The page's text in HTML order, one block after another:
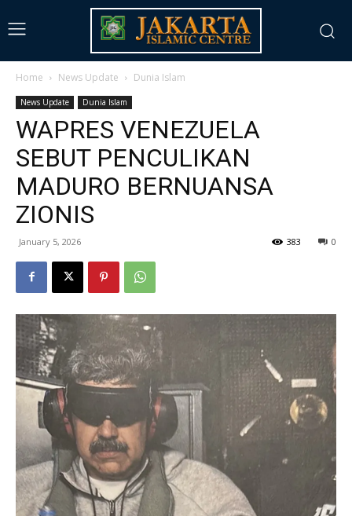
Home News Update Dunia Islam
News Update Dunia Islam
WAPRES VENEZUELA
SEBUT PENCULIKAN
MADURO BERNUANSA
ZIONIS
January 5, 2026 0
383